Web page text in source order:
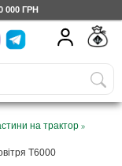
ГРН
на трактор »
Т6000